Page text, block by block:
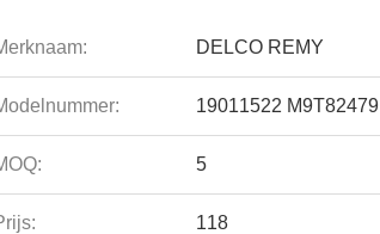
DELCO REMY
19011522 M9T82479
5
118